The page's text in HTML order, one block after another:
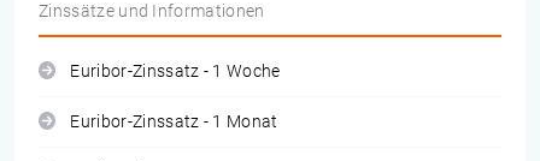
Zinssätze und Informationen
Euribor-Zinssatz - 1 Woche
Euribor-Zinssatz - 1 Monat